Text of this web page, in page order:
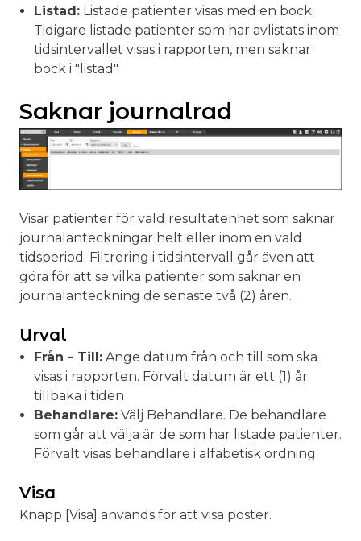
Listad: Listade patienter visas med en bock.
Tidigare listade patienter som har avlistats inom
tidsintervallet visas i rapporten, men saknar
bock i "listad"
Saknar journalrad
Visar patienter för vald resultatenhet som saknar
journalanteckningar helt eller inom en vald
tidsperiod. Filtrering i tidsintervall går även att
göra för att se vilka patienter som saknar en
journalanteckning de senaste två (2) åren.
Urval
Från - Till: Ange datum från och till som ska
visas i rapporten. Förvalt datum är ett (1) år
tillbaka i tiden
Behandlare: Välj Behandlare. De behandlare
som går att välja är de som har listade patienter.
Förvalt visas behandlare i alfabetisk ordning
Visa
Knapp [Visa] används för att visa poster.